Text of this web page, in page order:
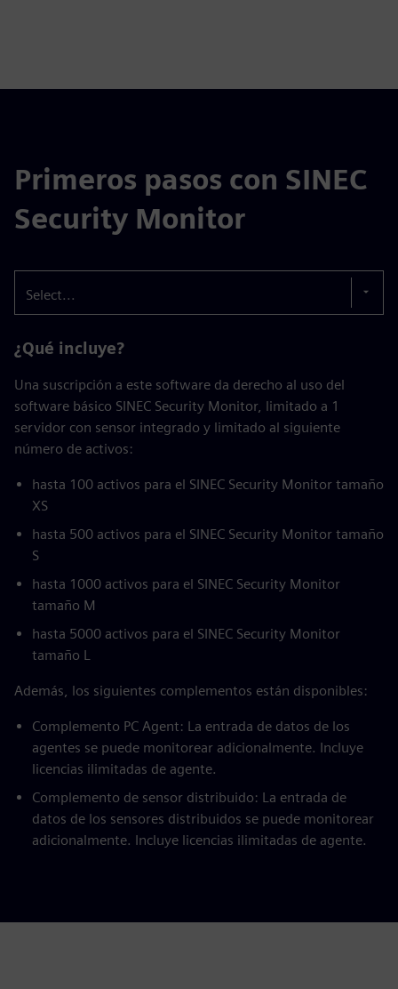
Primeros pasos con SINEC
Security Monitor
Select...
¿Qué incluye?
Una suscripción a este software da derecho al uso del
software básico SINEC Security Monitor, limitado a 1
servidor con sensor integrado y limitado al siguiente
número de activos:
hasta 100 activos para el SINEC Security Monitor tamaño
XS
hasta 500 activos para el SINEC Security Monitor tamaño
S
hasta 1000 activos para el SINEC Security Monitor
tamaño M
hasta 5000 activos para el SINEC Security Monitor
tamaño L
Además, los siguientes complementos están disponibles:
Complemento PC Agent: La entrada de datos de los
agentes se puede monitorear adicionalmente. Incluye
licencias ilimitadas de agente.
Complemento de sensor distribuido: La entrada de
datos de los sensores distribuidos se puede monitorear
adicionalmente. Incluye licencias ilimitadas de agente.